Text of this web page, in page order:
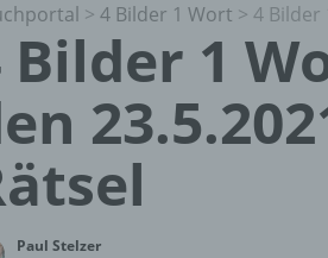
> 4 Bilder 1 Wort > 4 Bilder
Bilder 1
Paul Stelzer